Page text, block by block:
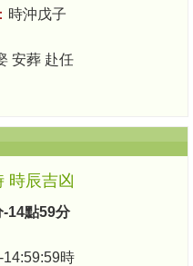
時沖戊子
安葬 赴任
時辰吉凶
14點59分
14:59:59時